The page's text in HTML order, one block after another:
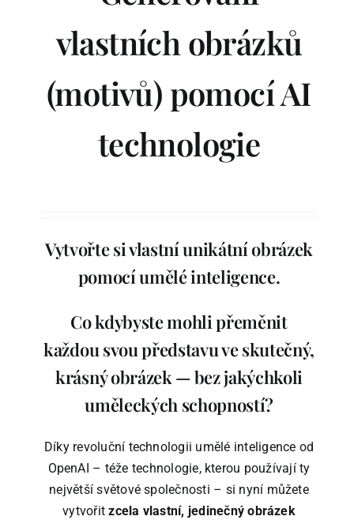
Podle skladu
Ostatní zboží
Můj účet
vlastních obrázků
(motivů) pomocí AI
technologie
Vytvořte si vlastní unikátní obrázek
pomocí umělé inteligence.
Co kdybyste mohli přeměnit
každou svou představu ve skutečný,
krásný obrázek — bez jakýchkoli
uměleckých schopností?
Díky revoluční technologii umělé inteligence od
OpenAI – téže technologie, kterou používají ty
největší světové společnosti – si nyní můžete
vytvořitzcela vlastní, jedinečný obrázek